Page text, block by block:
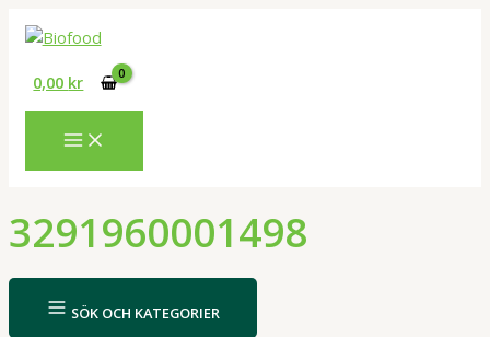
Hoppa
0,00 kr
3291960001498
SÖK OCH KATEGORIER